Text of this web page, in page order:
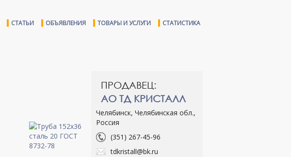
СТАТЬИ ОБЪЯВЛЕНИЯ ТОВАРЫ И УСЛУГИ СТАТИСТИКА
ПРОДАВЕЦ:
АО ТД КРИСТАЛЛ
Челябинск, Челябинская обл.,
Россия
(351) 267-45-96
tdkristall@bk.ru